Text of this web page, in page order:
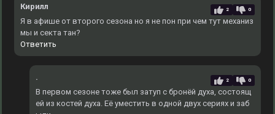
Кирилл 2 0
Я в афише от второго сезона но я не пон при чем тут механиз
мы и секта тан?
Ответить
. 2 0
В первом сезоне тоже был затуп с бронёй духа, состоящ
ей из костей духа. Еë уместить в одной двух сериях и заб